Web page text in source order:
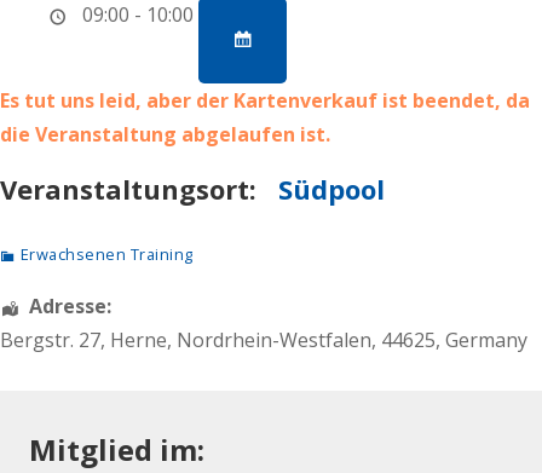
09:00 - 10:00
Es tut uns leid, aber der Kartenverkauf ist beendet, da
die Veranstaltung abgelaufen ist.
Veranstaltungsort: Südpool
Erwachsenen Training
Adresse:
Bergstr. 27, Herne, Nordrhein-Westfalen, 44625, Germany
Mitglied im: